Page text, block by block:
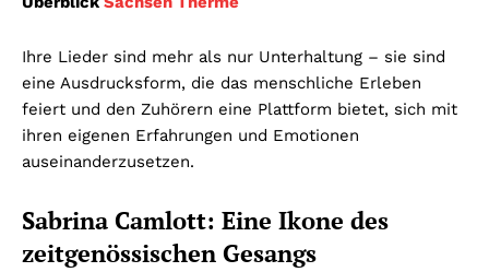
Ihre Lieder sind mehr als nur Unterhaltung – sie sind
eine Ausdrucksform, die das menschliche Erleben
feiert und den Zuhörern eine Plattform bietet, sich mit
ihren eigenen Erfahrungen und Emotionen
auseinanderzusetzen.
Sabrina Camlott: Eine Ikone des
zeitgenössischen Gesangs